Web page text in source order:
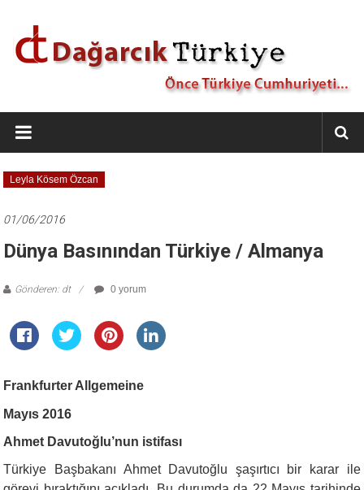
Dağarcık
Türkiye
Önce
Türkiye
Leyla Kösem Özcan
01/06/2016
Dünya Basınından Türkiye / Almanya
Gönderen: dt 0 yorum
Frankfurter Allgemeine
Mayıs 2016
Ahmet Davutoğlu’nun istifası
Türkiye Başbakanı Ahmet Davutoğlu şaşırtıcı bir karar ile